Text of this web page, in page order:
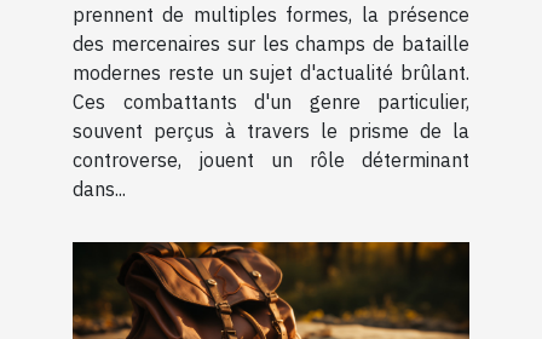
prennent de multiples formes, la présence
des mercenaires sur les champs de bataille
modernes reste un sujet d'actualité brûlant.
Ces combattants d'un genre particulier,
souvent perçus à travers le prisme de la
controverse, jouent un rôle déterminant
dans...